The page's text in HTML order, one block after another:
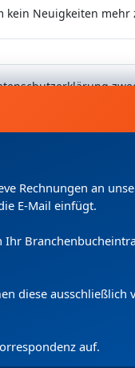
Neuigkeiten mehr
Copyright(c) 2024 by
Rechnungen an
E-Mail einfügt.
diese
auf.